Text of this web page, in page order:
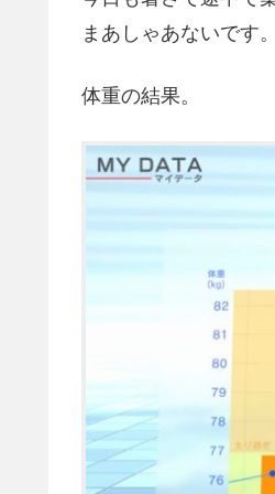
まあしゃあないです。
体重の結果。